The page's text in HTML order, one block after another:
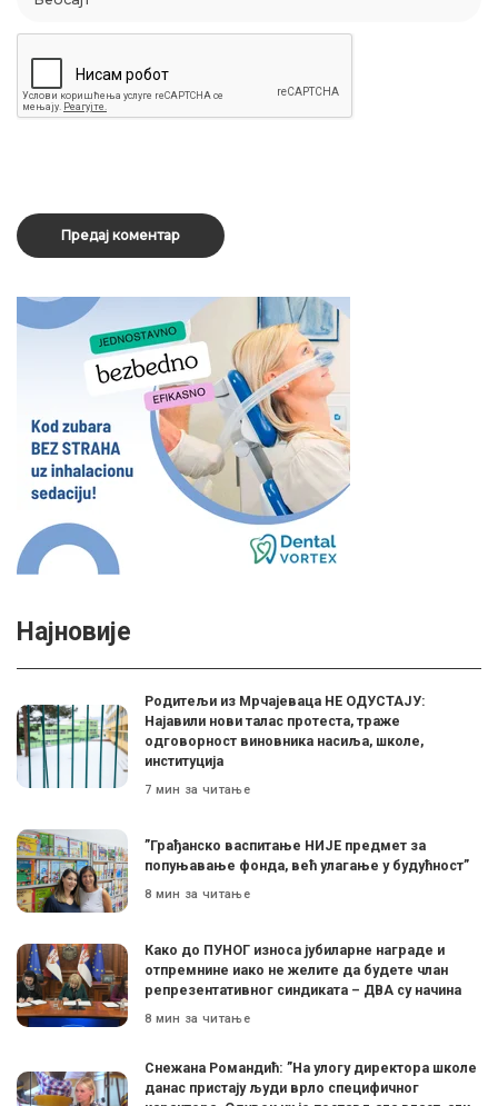
Најновије
Родитељи из Мрчајеваца НЕ ОДУСТАЈУ:
Најавили нови талас протеста, траже
одговорност виновника насиља, школе,
институција
7 мин за читање
”Грађанско васпитање НИЈЕ предмет за
попуњавање фонда, већ улагање у будућност”
8 мин за читање
Како до ПУНОГ износа јубиларне награде и
отпремнине иако не желите да будете члан
репрезентативног синдиката – ДВА су начина
8 мин за читање
Снежана Романдић: ”На улогу директора школе
данас пристају људи врло специфичног